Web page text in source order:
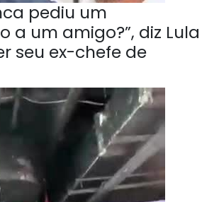
pediu um
a um amigo?”, diz Lula
seu ex-chefe de